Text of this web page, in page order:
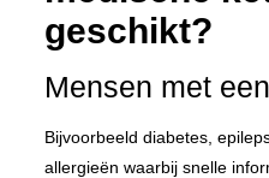
geschikt?
Mensen met
Bijvoorbeeld diabetes,
allergieën waarbij snelle